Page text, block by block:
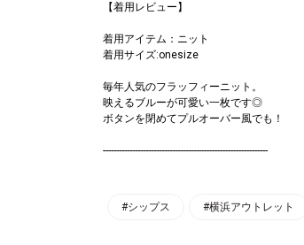
【着用レビュー】
着用アイテム：ニット
着用サイズ:onesize
毎年人気のフラッフィーニット。
映えるブルーが可愛い一枚です◎
ボタンを閉めてプルオーバー風でも！
--------------------------------------------------------------
#シップス #横浜アウトレット